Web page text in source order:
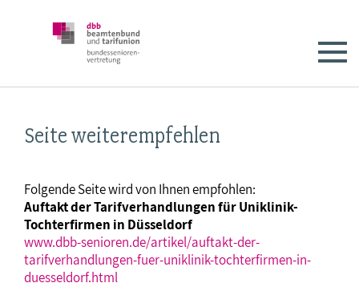
Seite weiterempfehlen
Folgende Seite wird von Ihnen empfohlen:
Auftakt der Tarifverhandlungen für Uniklinik-
Tochterfirmen in Düsseldorf
www.dbb-senioren.de/artikel/auftakt-der-
tarifverhandlungen-fuer-uniklinik-tochterfirmen-in-
duesseldorf.html